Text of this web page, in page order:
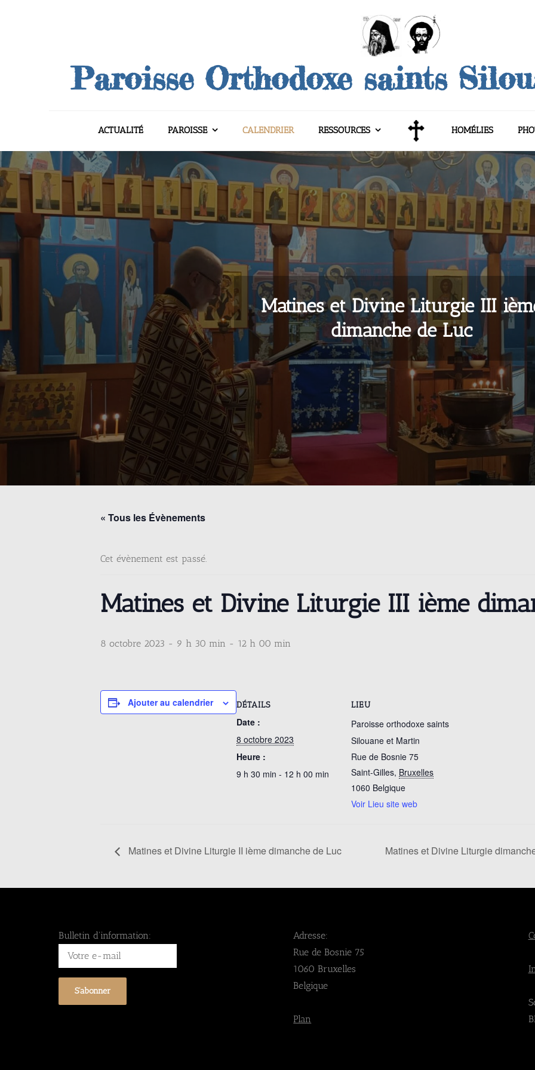
Paroisse Orthodoxe saints
ACTUALITÉ PAROISSE CALENDRIER RESSOURCES HOMÉLIES
Matines et Divine Liturgie III
dimanche de Luc
« Tous les Évènements
Cet évènement est passé.
Matines et Divine Liturgie III ième
8 octobre 2023 - 9 h 30 min - 12 h 00 min
Ajouter au calendrier DÉTAILS
Date :
8 octobre 2023
Heure :
9 h 30 min - 12 h 00 min
LIEU
Paroisse orthodoxe saints
Silouane et Martin
Rue de Bosnie 75
Saint-Gilles, Bruxelles
1060 Belgique
Voir Lieu site web
Matines et Divine Liturgie II ième dimanche de Luc Matines et Divine Liturgie
Bulletin d'information:
Adresse:
Rue de Bosnie 75
1060 Bruxelles
Belgique
Plan